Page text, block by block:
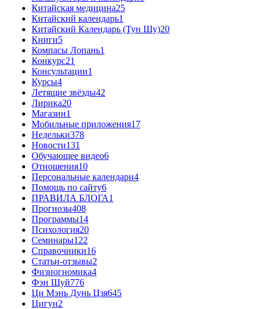
Китайская медицина25
Китайский календарь1
Китайский Календарь (Тун Шу)20
Книги5
Компасы Лопань1
Конкурс21
Консультации1
Курсы4
Летящие звёзды42
Лирика20
Магазин1
Мобильные приложения17
Недельки378
Новости131
Обучающее видео6
Отношения10
Персональные календари4
Помощь по сайту6
ПРАВИЛА БЛОГА1
Прогнозы408
Программы14
Психология20
Семинары122
Справочники16
Статьи-отзывы2
Физиогномика4
Фэн Шуй776
Ци Мэнь Дунь Цзя645
Цигун2